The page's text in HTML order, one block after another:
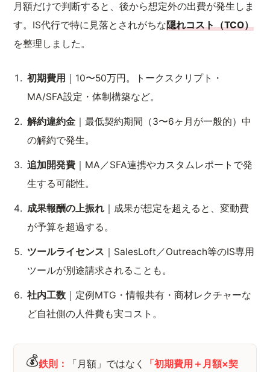
月額だけで判断すると、後から想定外の出費が発生しま
す。IS代行で特に見落とされがちな隠れコスト（TCO）
を整理しました。
初期費用 ｜10〜50万円。トークスクリプト・
MA/SFA設定・体制構築など。
解約違約金 ｜最低契約期間（3〜6ヶ月が一般的）中
の解約で発生。
追加開発費 ｜MA／SFA連携やカスタムレポートで発
生する可能性。
成果報酬の上振れ ｜成果が想定を超えると、変動費
が予算を超過する。
ツールライセンス ｜SalesLoft／Outreach等のIS専用
ツールが別途請求されることも。
社内工数 ｜定例MTG・情報共有・商材レクチャーな
ど自社側の人件費も実コスト。
💰鉄則： 「月額」ではなく 「初期費用＋月額×契